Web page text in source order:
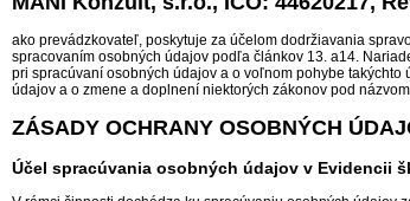
ako prevádzkovateľ, poskytuje za účelom dodržiavania
spracovaním osobných údajov podľa článkov 13. a14.
pri spracúvaní osobných údajov a o voľnom pohybe takýchto
údajov a o zmene a doplnení niektorých zákonov pod názvom
ZÁSADY OCHRANY OSOBNÝCH
Účel spracúvania osobných údajov v Evidencii